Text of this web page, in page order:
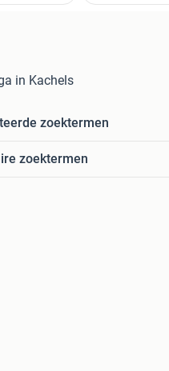
in Kachels
zoektermen
zoektermen